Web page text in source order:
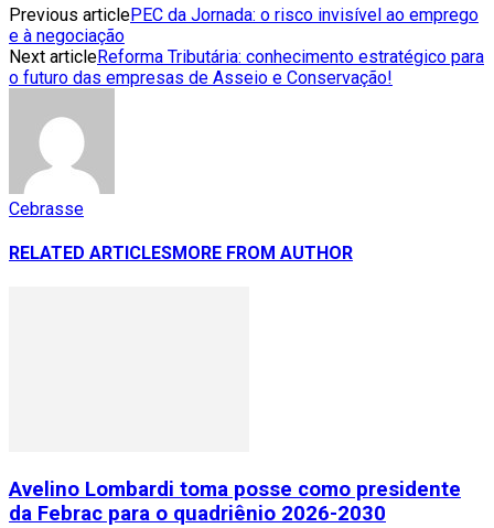
Previous articlePEC da Jornada: o risco invisível ao emprego
e à negociação
Next articleReforma Tributária: conhecimento estratégico para
o futuro das empresas de Asseio e Conservação!
Cebrasse
RELATED ARTICLESMORE FROM AUTHOR
Avelino Lombardi toma posse como presidente
da Febrac para o quadriênio 2026-2030